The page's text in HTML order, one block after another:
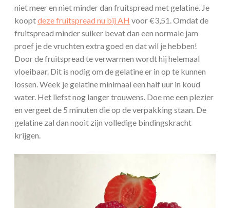
niet meer en niet minder dan fruitspread met gelatine. Je
kooptdeze fruitspread nu bij AH voor €3,51. Omdat de
fruitspread minder suiker bevat dan een normale jam
proef je de vruchten extra goed en dat wil je hebben!
Door de fruitspread te verwarmen wordt hij helemaal
vloeibaar. Dit is nodig om de gelatine er in op te kunnen
lossen. Week je gelatine minimaal een half uur in koud
water. Het liefst nog langer trouwens. Doe me een plezier
en vergeet de 5 minuten die op de verpakking staan. De
gelatine zal dan nooit zijn volledige bindingskracht
krijgen.